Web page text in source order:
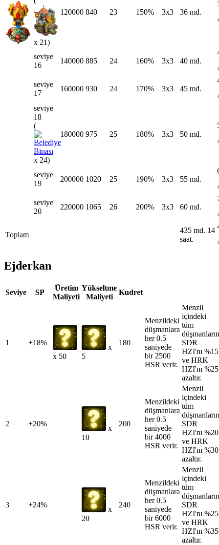
x 21)
120000 840 23 150% 3x3 36 md.
seviye
16
140000 885 24 160% 3x3 40 md.
seviye
17
160000 930 24 170% 3x3 45 md.
seviye
18
(
x 24)
180000 975 25 180% 3x3 50 md.
seviye
19
200000 1020 25 190% 3x3 55 md.
seviye
20
220000 1065 26 200% 3x3 60 md.
Toplam
435 md. 14
saat.
Ejderkan
Seviye SP
Üretim
Maliyeti
Yükseltme
Maliyeti
Kudret
1
+18%
x 50
x
5
180
Menzildeki
düşmanlara
her 0.5
saniyede
bir 2500
HSR verir.
Menzil
içindeki
tüm
düşmanların
SDR
HZI'nı %15
ve HRK
HZI'nı %25
azaltır.
2 +20%
x
10
200
Menzildeki
düşmanlara
her 0.5
saniyede
bir 4000
HSR verir.
Menzil
içindeki
tüm
düşmanların
SDR
HZI'nı %20
ve HRK
HZI'nı %30
azaltır.
3 +24%
x
20
240
Menzildeki
düşmanlara
her 0.5
saniyede
bir 6000
HSR verir.
Menzil
içindeki
tüm
düşmanların
SDR
HZI'nı %25
ve HRK
HZI'nı %35
azaltır.